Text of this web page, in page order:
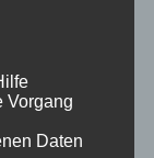
Vorgang
Daten